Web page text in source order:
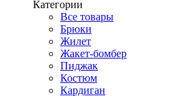
Категории
Все товары
Брюки
Жилет
Жакет-бомбер
Пиджак
Костюм
Кардиган